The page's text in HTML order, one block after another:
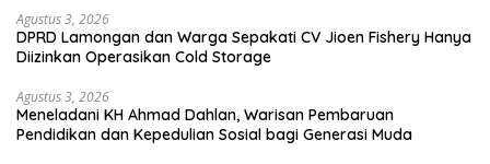
Agustus 3, 2026
DPRD Lamongan dan Warga Sepakati CV Jioen Fishery Hanya
Diizinkan Operasikan Cold Storage
Agustus 3, 2026
Meneladani KH Ahmad Dahlan, Warisan Pembaruan
Pendidikan dan Kepedulian Sosial bagi Generasi Muda